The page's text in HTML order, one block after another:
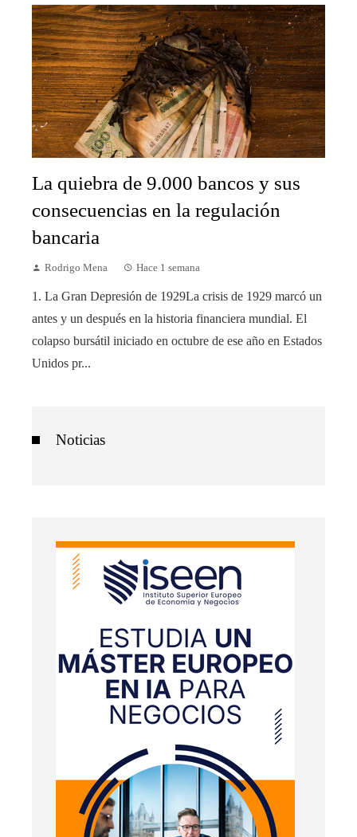
La quiebra de 9.000 bancos y sus
consecuencias en la regulación
bancaria
Rodrigo Mena Hace 1 semana
1. La Gran Depresión de 1929La crisis de 1929 marcó un
antes y un después en la historia financiera mundial. El
colapso bursátil iniciado en octubre de ese año en Estados
Unidos pr...
Noticias